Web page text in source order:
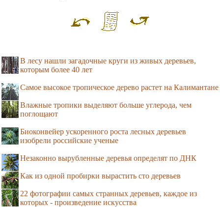
В лесу нашли загадочные круги из живых деревьев,
которым более 40 лет
Самое высокое тропическое дерево растет на Калимантане
Влажные тропики выделяют больше углерода, чем
поглощают
Биоконвейер ускоренного роста лесных деревьев
изобрели российские ученые
Незаконно вырубленные деревья определят по ДНК
Как из одной пробирки вырастить сто деревьев
22 фотографии самых странных деревьев, каждое из
которых - произведение искусства